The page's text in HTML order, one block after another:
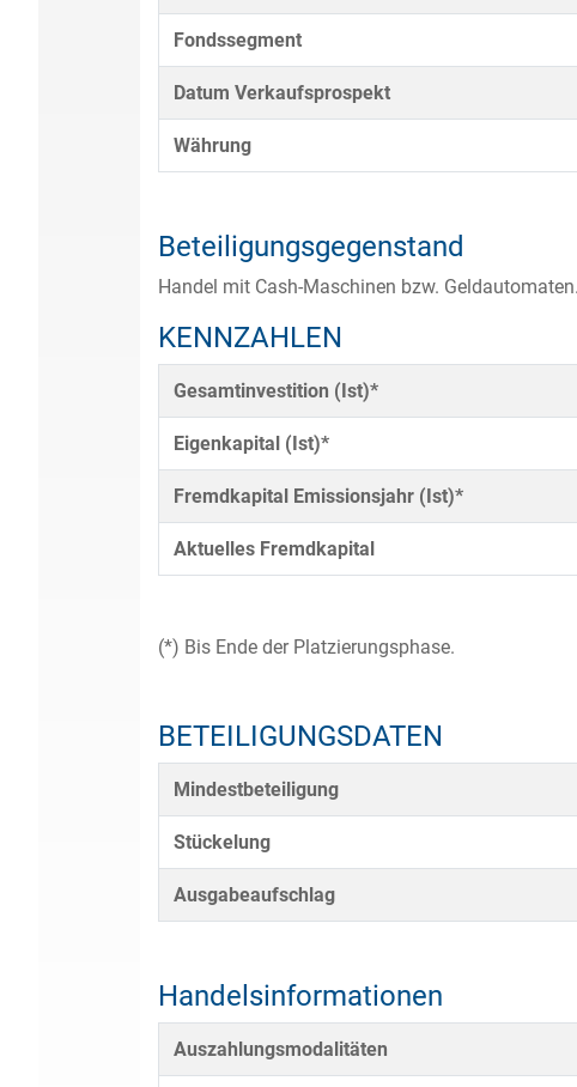
Fondssegment
Datum Verkaufsprospekt
Währung
Beteiligungsgegenstand
Handel mit Cash-Maschinen bzw. Geldautomaten.
KENNZAHLEN
Gesamtinvestition (Ist)*
Eigenkapital (Ist)*
Fremdkapital Emissionsjahr (Ist)*
Aktuelles Fremdkapital
(*) Bis Ende der Platzierungsphase.
BETEILIGUNGSDATEN
Mindestbeteiligung
Stückelung
Ausgabeaufschlag
Handelsinformationen
Auszahlungsmodalitäten